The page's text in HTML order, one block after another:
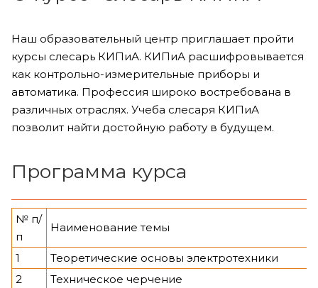
Наш образовательный центр приглашает пройти
курсы слесарь КИПиА. КИПиА расшифровывается
как контрольно-измерительные приборы и
автоматика. Профессия широко востребована в
различных отраслях. Учеба слесаря КИПиА
позволит найти достойную работу в будущем.
Программа курса
№ п/
п
Наименование темы
1
Теоретические основы электротехники
2
Техническое черчение